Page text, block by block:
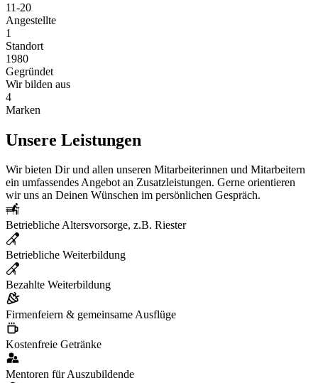
11-20
Angestellte
1
Standort
1980
Gegründet
Wir bilden aus
4
Marken
Unsere Leistungen
Wir bieten Dir und allen unseren Mitarbeiterinnen und Mitarbeitern
ein umfassendes Angebot an Zusatzleistungen. Gerne orientieren
wir uns an Deinen Wünschen im persönlichen Gespräch.
Betriebliche Altersvorsorge, z.B. Riester
Betriebliche Weiterbildung
Bezahlte Weiterbildung
Firmenfeiern & gemeinsame Ausflüge
Kostenfreie Getränke
Mentoren für Auszubildende